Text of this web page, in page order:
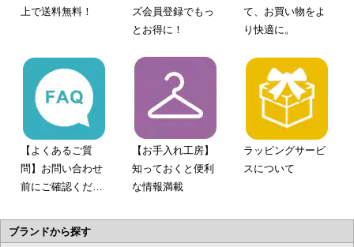
上で送料無料！
ズ会員登録でもっ
とお得に！
て、お買い物をよ
り快適に。
【よくあるご質
問】お問い合わせ
前にご確認くださ
【お手入れ工房】
知っておくと便利
な情報満載
ラッピングサービ
スについて
ブランドから探す